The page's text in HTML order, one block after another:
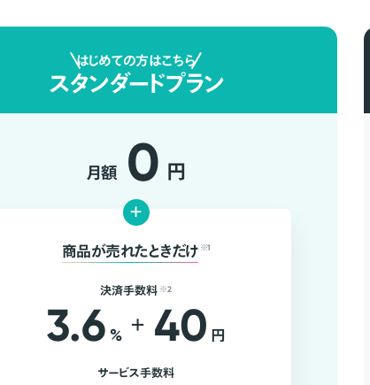
はじめての方はこちら
スタンダードプラン
月額 0 円
+
商品が売れたときだけ ※1
決済手数料 ※2
3.6 % + 40 円
サービス手数料